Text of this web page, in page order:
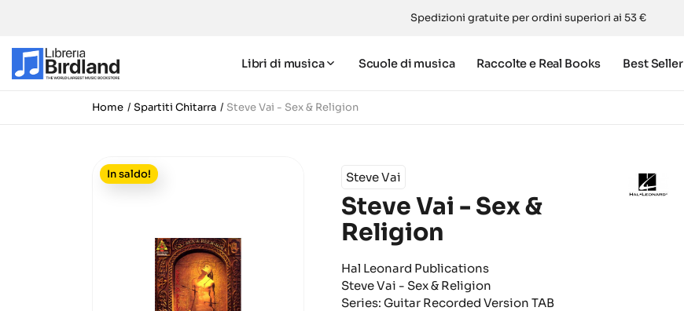
Spedizioni gratuite per ordini superiori ai 53 €
Libri di musica Scuole di musica Raccolte e Real Books Best Seller
Home Spartiti Chitarra Steve Vai - Sex & Religion
In saldo! Steve Vai
Steve Vai - Sex &
Religion
Hal Leonard Publications
Steve Vai - Sex & Religion
Series: Guitar Recorded Version TAB